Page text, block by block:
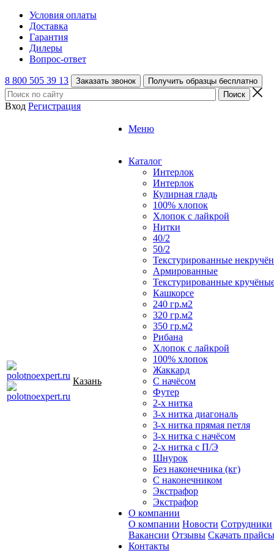
Условия оплаты
Доставка
Гарантия
Дилеры
Вопрос-ответ
8 800 505 39 13 Заказать звонок Получить образцы бесплатно
Вход Регистрация
Казань
Меню
Каталог
Интерлок
Интерлок
Кулирная гладь
100% хлопок
Хлопок с лайкрой
Нитки
40/2
50/2
Текстурированные
Армированные
Текстурированные
Кашкорсе
240 гр.м2
320 гр.м2
350 гр.м2
Рибана
Хлопок с лайкрой
100% хлопок
Жаккард
С начёсом
Футер
2-х нитка
3-х нитка диагональ
3-х нитка прямая петля
3-х нитка с начёсом
2-х нитка с П/Э
Шнурок
Без наконечника (кг)
С наконечником
Экстрафор
Экстрафор
О компании
О компании Новости Сотрудники
Вакансии Отзывы Скачать прайсы
Контакты